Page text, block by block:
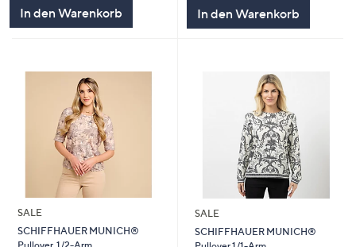
In den Warenkorb In den Warenkorb
SALE
SCHIFFHAUER MUNICH®
SALE
SCHIFFHAUER MUNICH®